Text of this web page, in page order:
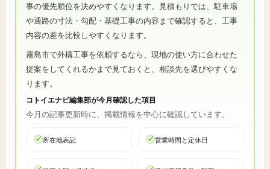
事の優先順位を決めやすくなります。見積もりでは、駐車場
や通路の寸法・勾配・基礎工事の内容まで確認すると、工事
内容の差を比較しやすくなります。
霧島市で外構工事を依頼するなら、現地の使い方に合わせた
提案をしてくれるかまで見ておくと、相談先を選びやすくな
ります。
コトイエナビ編集部が今月確認した項目
今月の記事更新時に、掲載情報を中心に確認しています。
所在地表記 営業時間と定休日